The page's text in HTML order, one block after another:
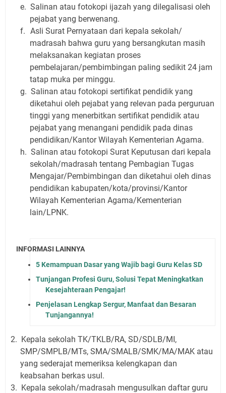
e. Salinan atau fotokopi ijazah yang dilegalisasi oleh
pejabat yang berwenang.
f. Asli Surat Pernyataan dari kepala sekolah/
madrasah bahwa guru yang bersangkutan masih
melaksanakan kegiatan proses
pembelajaran/pembimbingan paling sedikit 24 jam
tatap muka per minggu.
g. Salinan atau fotokopi sertifikat pendidik yang
diketahui oleh pejabat yang relevan pada perguruan
tinggi yang menerbitkan sertifikat pendidik atau
pejabat yang menangani pendidik pada dinas
pendidikan/Kantor Wilayah Kementerian Agama.
h. Salinan atau fotokopi Surat Keputusan dari kepala
sekolah/madrasah tentang Pembagian Tugas
Mengajar/Pembimbingan dan diketahui oleh dinas
pendidikan kabupaten/kota/provinsi/Kantor
Wilayah Kementerian Agama/Kementerian
lain/LPNK.
INFORMASI LAINNYA
5 Kemampuan Dasar yang Wajib bagi Guru Kelas SD
Tunjangan Profesi Guru, Solusi Tepat Meningkatkan
Kesejahteraan Pengajar!
Penjelasan Lengkap Sergur, Manfaat dan Besaran
Tunjangannya!
2. Kepala sekolah TK/TKLB/RA, SD/SDLB/MI,
SMP/SMPLB/MTs, SMA/SMALB/SMK/MA/MAK atau
yang sederajat memeriksa kelengkapan dan
keabsahan berkas usul.
3. Kepala sekolah/madrasah mengusulkan daftar guru